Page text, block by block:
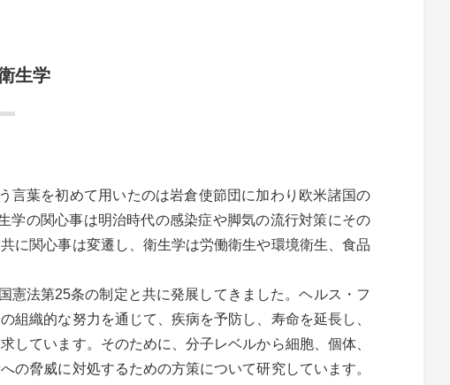
生学
言葉を初めて用いたのは岩倉使節団に加わり欧米諸国の
学の関心事は明治時代の感染症や脚気の流行対策にその
に関心事は変遷し、衛生学は労働衛生や環境衛生、食品
法第25条の制定と共に発展してきました。ヘルス・フ
組織的な努力を通じて、疾病を予防し、寿命を延長し、
しています。そのために、分子レベルから細胞、個体、
の脅威に対処するための方策について研究しています。